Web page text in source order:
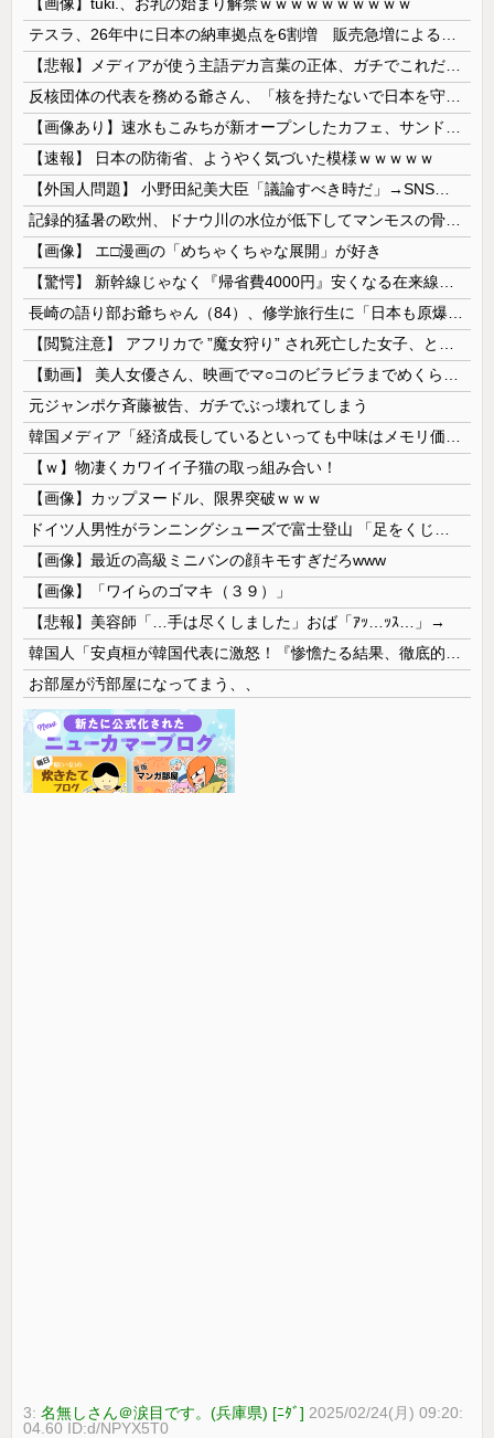
【速報】 日本の防衛省、ようやく気づいた模様ｗｗｗｗｗ
【画像】 エ□漫画の「めちゃくちゃな展開」が好き
元ジャンポケ斉藤被告、ガチでぶっ壊れてしまう
【ｗ】物凄くカワイイ子猫の取っ組み合い！
【画像】カップヌードル、限界突破ｗｗｗ
【画像】最近の高級ミニバンの顔キモすぎだろwww
【画像】「ワイらのゴマキ（３９）」
【悲報】美容師「…手は尽くしました」おば「ｱｯ…ｯｽ…」→
お部屋が汚部屋になってまう、、
3:名無しさん＠涙目です。(兵庫県) [ﾆﾀﾞ] 2025/02/24(月) 09:20:
04.60 ID:d/NPYX5T0